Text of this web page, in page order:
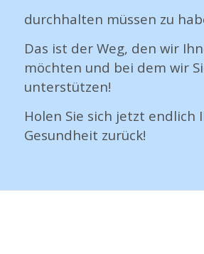
durchhalten müssen zu
Das ist der Weg, den wir
möchten und bei dem wir
unterstützen!
Holen Sie sich jetzt endlich
Gesundheit zurück!